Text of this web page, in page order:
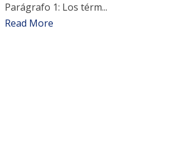
Parágrafo 1: Los térm...
Read More